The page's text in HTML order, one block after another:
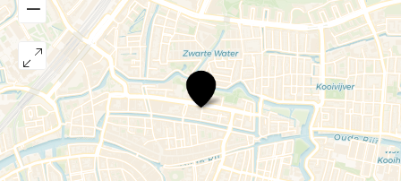
Pride
Leiden,
Pre
Pride
Party
(ladies
only)